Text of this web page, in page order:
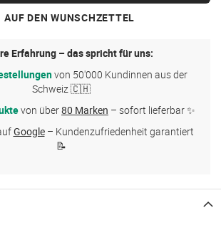
AUF DEN WUNSCHZETTEL
Erfahrung – das spricht für uns:
von 50'000 Kundinnen aus der
Schweiz 🇨🇭
von über80 Marken – sofort lieferbar ✨
Google– Kundenzufriedenheit garantiert
📝